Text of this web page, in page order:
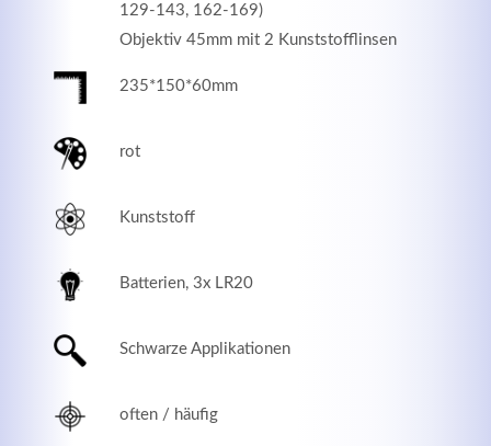
129-143, 162-169)
Objektiv 45mm mit 2 Kunststofflinsen
235*150*60mm
rot
Kunststoff
Batterien, 3x LR20
Schwarze Applikationen
often / häufig
Lorem ipsum dolor sit amet, consectetuer adipiscing